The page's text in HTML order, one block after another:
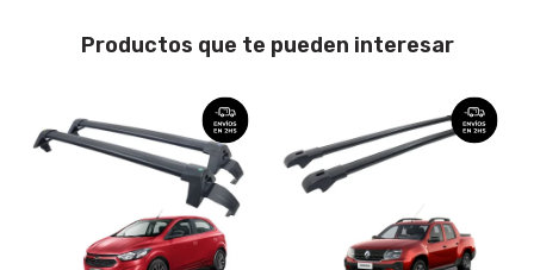
Productos que te pueden interesar